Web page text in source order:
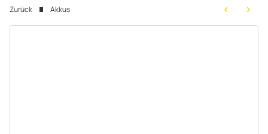
Zurück Akkus